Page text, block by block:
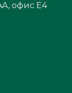
офис Е4